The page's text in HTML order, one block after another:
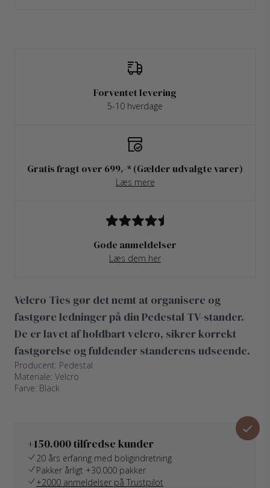
Forventet levering
5-10 hverdage
Gratis fragt over 699,-* (Gælder udvalgte varer)
Læs mere
Gode anmeldelser
Læs dem her
Velcro Ties gør det nemt at organisere og
fastgøre ledninger på din Pedestal TV-stander.
De er lavet af holdbart velcro, sikrer korrekt
fastgørelse og fuldender standerens udseende.
Producent: Pedestal
Materiale: Velcro
Farve: Black
+150.000 tilfredse kunder
20 års erfaring med boligindretning
Pakker årligt +30.000 pakker
+2000 anmeldelser på Trustpilot